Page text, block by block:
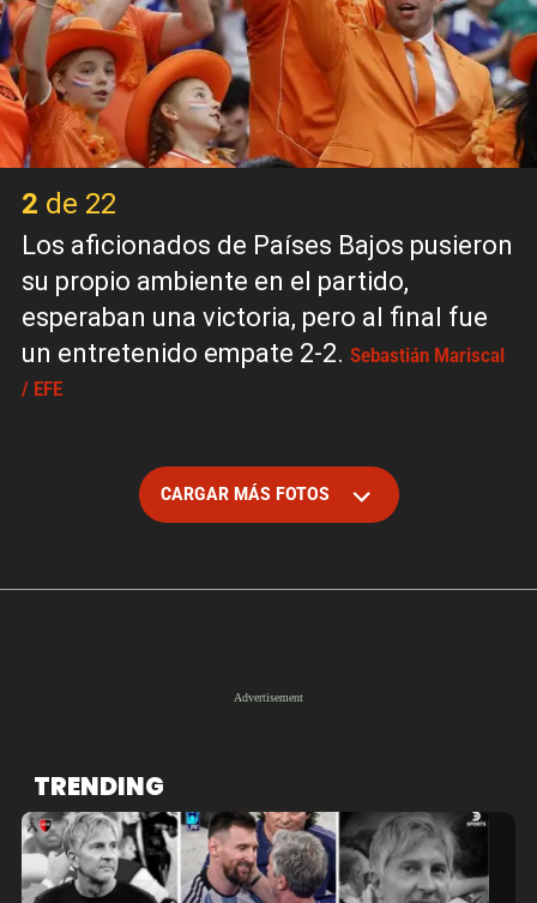
2 de 22
Los aficionados de Países Bajos pusieron
su propio ambiente en el partido,
esperaban una victoria, pero al final fue
un entretenido empate 2-2. Sebastián Mariscal
/ EFE
CARGAR MÁS FOTOS
TRENDING